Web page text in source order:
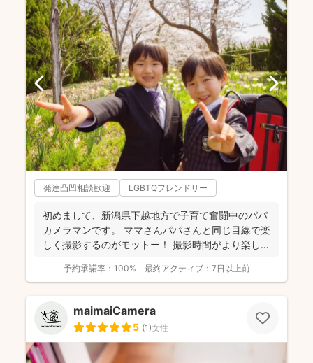
発達凸凹相談歓迎 LGBTQフレンドリー
初めまして、新潟県下越地方で子育て奮闘中のパパ
カメラマンです。 ママさんパパさんと同じ目線で楽
しく撮影するのがモットー！ 撮影時間がより楽しい
予約承諾率： 100% 最終アクティブ： 7日以上前
maimaiCamera
5 (1)女性